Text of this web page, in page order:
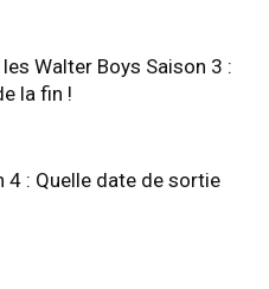
Walter Boys Saison 3 :
la fin !
4 : Quelle date de sortie